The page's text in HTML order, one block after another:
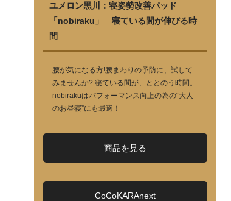
ユメロン黒川：寝姿勢改善パッド
「nobiraku」 寝ている間が伸びる時
間
腰が気になる方!腰まわりの予防に、試して
みませんか? 寝ている間が、ととのう時間。
nobirakuはパフォーマンス向上の為の“大人
のお昼寝”にも最適！
商品を見る
CoCoKARAnext